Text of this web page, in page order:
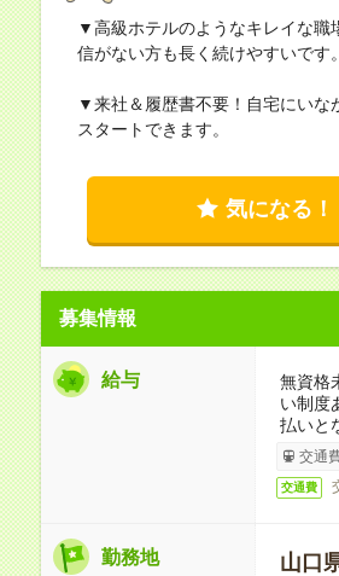
▼高級ホテルのようなキレイな職
信がない方も長く続けやすいです。
▼来社＆履歴書不要！自宅にいな
スタートできます。
気になる！
募集情報
給与
無資格
い制度
払いと
交通
交通費
勤務地
山口